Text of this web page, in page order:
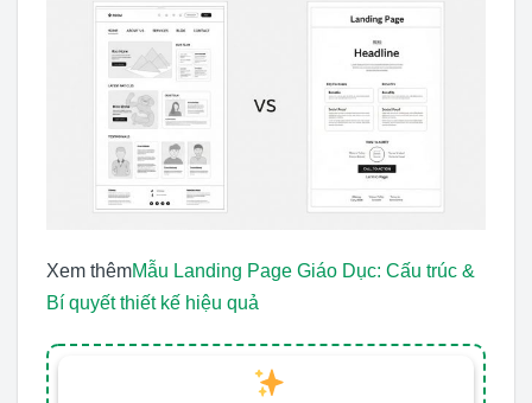
Xem thêmMẫu Landing Page Giáo Dục: Cấu trúc &
Bí quyết thiết kế hiệu quả